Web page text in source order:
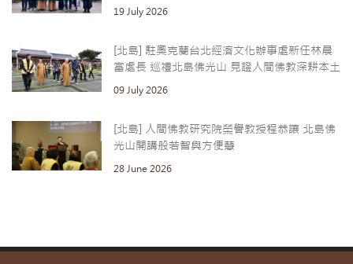
19 July 2026
[北島] 駐奧克蘭台北經濟文化辦事處新任林晨
富處長 巡禮北島佛光山 見證人間佛教深耕本土
09 July 2026
[北島] 人間佛教研究院榮譽教授程恭讓 北島佛
光山開講般若智與方便慧
28 June 2026